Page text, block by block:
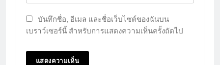
บันทึกชื่อ, อีเมล และชื่อเว็บไซต์ของฉันบน
เบราว์เซอร์นี้ สำหรับการแสดงความเห็นครั้งถัดไป